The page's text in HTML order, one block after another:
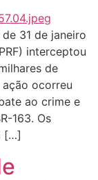
31 de janeiro
interceptou
de
ocorreu
ao crime e
163. Os
[…]